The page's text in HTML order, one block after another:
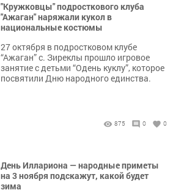
"Кружковцы" подросткового клуба
"Ажаган" наряжали кукол в
национальные костюмы
27 октября в подростковом клубе
“Ажаган” с. Зиреклы прошло игровое
занятие с детьми “Одень куклу”, которое
посвятили Дню народного единства.
875 0 0
День Иллариона — народные приметы
на 3 ноября подскажут, какой будет
зима